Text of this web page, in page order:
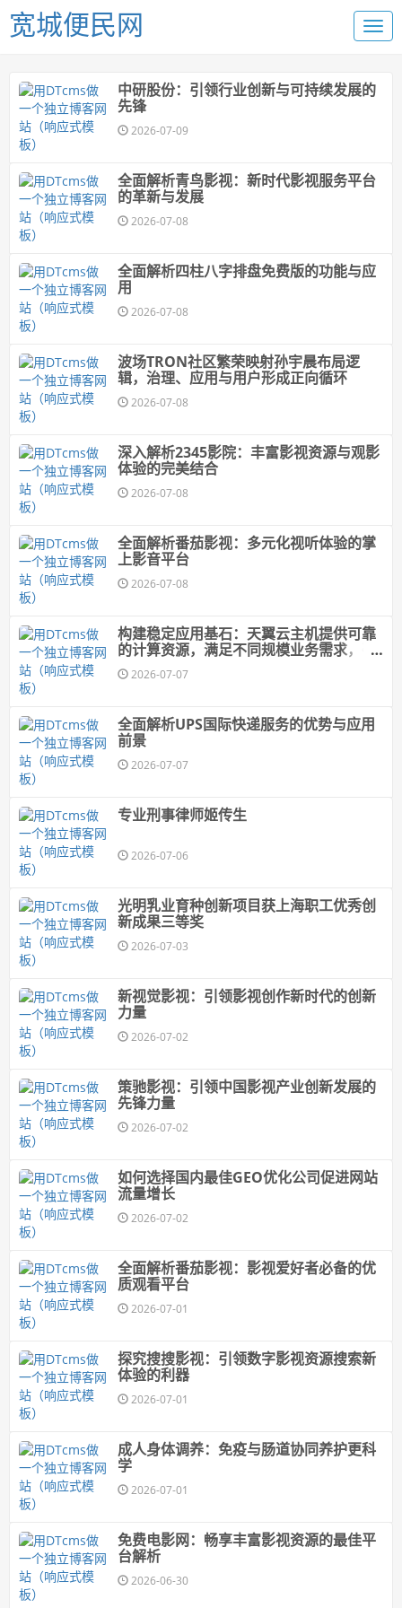
宽城便民网
中研股份：引领行业创新与可持续发展的
先锋
2026-07-09
全面解析青鸟影视：新时代影视服务平台
的革新与发展
2026-07-08
全面解析四柱八字排盘免费版的功能与应
用
2026-07-08
波场TRON社区繁荣映射孙宇晨布局逻
辑，治理、应用与用户形成正向循环
2026-07-08
深入解析2345影院：丰富影视资源与观影
体验的完美结合
2026-07-08
全面解析番茄影视：多元化视听体验的掌
上影音平台
2026-07-08
构建稳定应用基石：天翼云主机提供可靠
的计算资源，满足不同规模业务需求，确
保应用程序稳定运行
2026-07-07
全面解析UPS国际快递服务的优势与应用
前景
2026-07-07
专业刑事律师姬传生
2026-07-06
光明乳业育种创新项目获上海职工优秀创
新成果三等奖
2026-07-03
新视觉影视：引领影视创作新时代的创新
力量
2026-07-02
策驰影视：引领中国影视产业创新发展的
先锋力量
2026-07-02
如何选择国内最佳GEO优化公司促进网站
流量增长
2026-07-02
全面解析番茄影视：影视爱好者必备的优
质观看平台
2026-07-01
探究搜搜影视：引领数字影视资源搜索新
体验的利器
2026-07-01
成人身体调养：免疫与肠道协同养护更科
学
2026-07-01
免费电影网：畅享丰富影视资源的最佳平
台解析
2026-06-30